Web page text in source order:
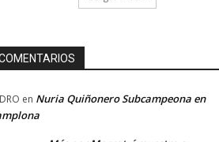
en Nuria Quiñonero Subcampeona en